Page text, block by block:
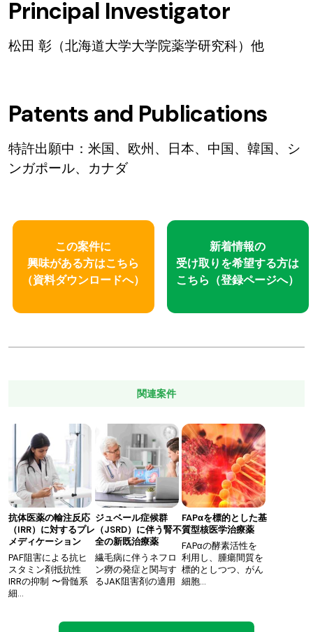
Principal Investigator
松田 彰（北海道大学大学院薬学研究科）他
Patents and Publications
特許出願中：米国、欧州、日本、中国、韓国、シ
ンガポール、カナダ
この案件に
興味がある方はこちら
（資料ダウンロードへ）
新着情報の
受け取りを希望する方は
こちら （登録ページへ）
関連案件
抗体医薬の輸注反応
（IRR）に対するプレ
メディケーション
PAF阻害による抗ヒ
スタミン剤抵抗性
IRRの抑制 〜骨髄系
細…
ジュベール症候群
（JSRD）に伴う腎不
全の新既治療薬
繊毛病に伴うネフロ
ン癆の発症と関与す
るJAK阻害剤の適用
FAPαを標的とした基
質型核医学治療薬
FAPαの酵素活性を
利用し、腫瘍間質を
標的としつつ、がん
細胞…